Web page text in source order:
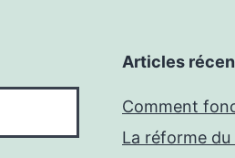
Articles
Comment
La réforme du